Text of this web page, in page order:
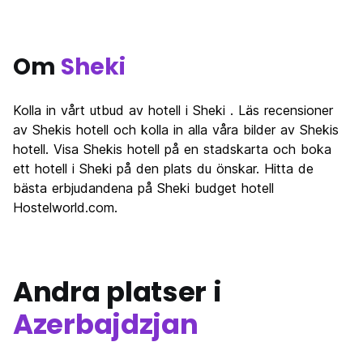
Om Sheki
Kolla in vårt utbud av hotell i Sheki . Läs recensioner
av Shekis hotell och kolla in alla våra bilder av Shekis
hotell. Visa Shekis hotell på en stadskarta och boka
ett hotell i Sheki på den plats du önskar. Hitta de
bästa erbjudandena på Sheki budget hotell
Hostelworld.com.
Andra platser i
Azerbajdzjan